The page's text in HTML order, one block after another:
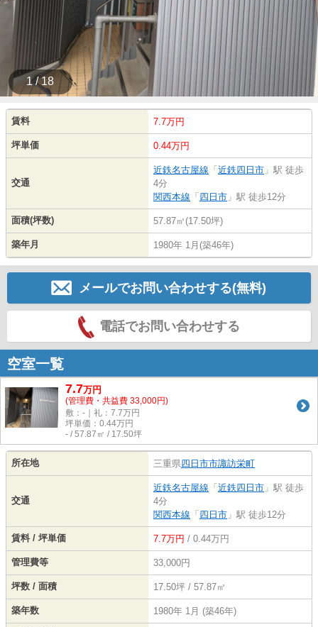
1 / 18
賃料 7.7万円
坪単価 0.44万円
交通
近鉄名古屋線 「 近鉄四日市 」駅 徒歩
4分
関西本線 「 四日市 」駅 徒歩12分
面積(坪数) 57.87㎡(17.50坪)
築年月 1980年 1月(築46年)
メールでお問い合わせする(無料)
電話でお問い合わせする
空室一覧
7.7万円
(管理費・共益費 33,000円)
敷：-｜礼：7.7万円
坪単価： 0.44万円
- / 57.87㎡ / 17.50坪
所在地 三重県四日市市諏訪栄町
交通
近鉄名古屋線 「 近鉄四日市 」駅 徒歩
4分
関西本線 「 四日市 」駅 徒歩12分
賃料 / 坪単価 7.7万円 / 0.44万円
管理費等 33,000円
坪数 / 面積 17.50坪 / 57.87㎡
築年数 1980年 1月 (築46年)